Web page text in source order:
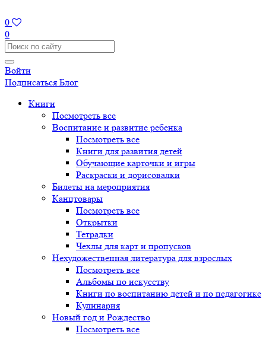
0
0
Войти
Подписаться Блог
Книги
Посмотреть все
Воспитание и развитие ребенка
Посмотреть все
Книги для развития детей
Обучающие карточки и игры
Раскраски и дорисовалки
Билеты на мероприятия
Канцтовары
Посмотреть все
Открытки
Тетрадки
Чехлы для карт и пропусков
Нехудожественная литература для взрослых
Посмотреть все
Альбомы по искусству
Книги по воспитанию детей и по педагогике
Кулинария
Новый год и Рождество
Посмотреть все